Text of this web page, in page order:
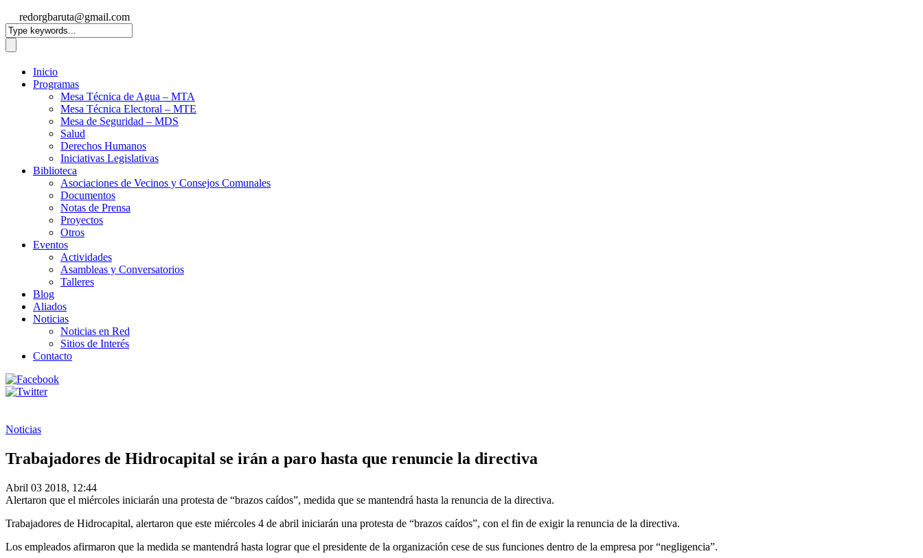
redorgbaruta@gmail.com
Inicio
Programas
Mesa Técnica de Agua – MTA
Mesa Técnica Electoral – MTE
Mesa de Seguridad – MDS
Salud
Derechos Humanos
Iniciativas Legislativas
Biblioteca
Asociaciones de Vecinos y Consejos Comunales
Documentos
Notas de Prensa
Proyectos
Otros
Eventos
Actividades
Asambleas y Conversatorios
Talleres
Blog
Aliados
Noticias
Noticias en Red
Sitios de Interés
Contacto
Noticias
Trabajadores de Hidrocapital se irán a paro hasta que renuncie la directiva
Abril 03 2018, 12:44
Alertaron que el miércoles iniciarán una protesta de “brazos caídos”, medida que se mantendrá hasta la renuncia de la directiva.
Trabajadores de Hidrocapital, alertaron que este miércoles 4 de abril iniciarán una protesta de “brazos caídos”, con el fin de exigir la renuncia de la directiva.
Los empleados afirmaron que la medida se mantendrá hasta lograr que el presidente de la organización cese de sus funciones dentro de la empresa por “negligencia”.